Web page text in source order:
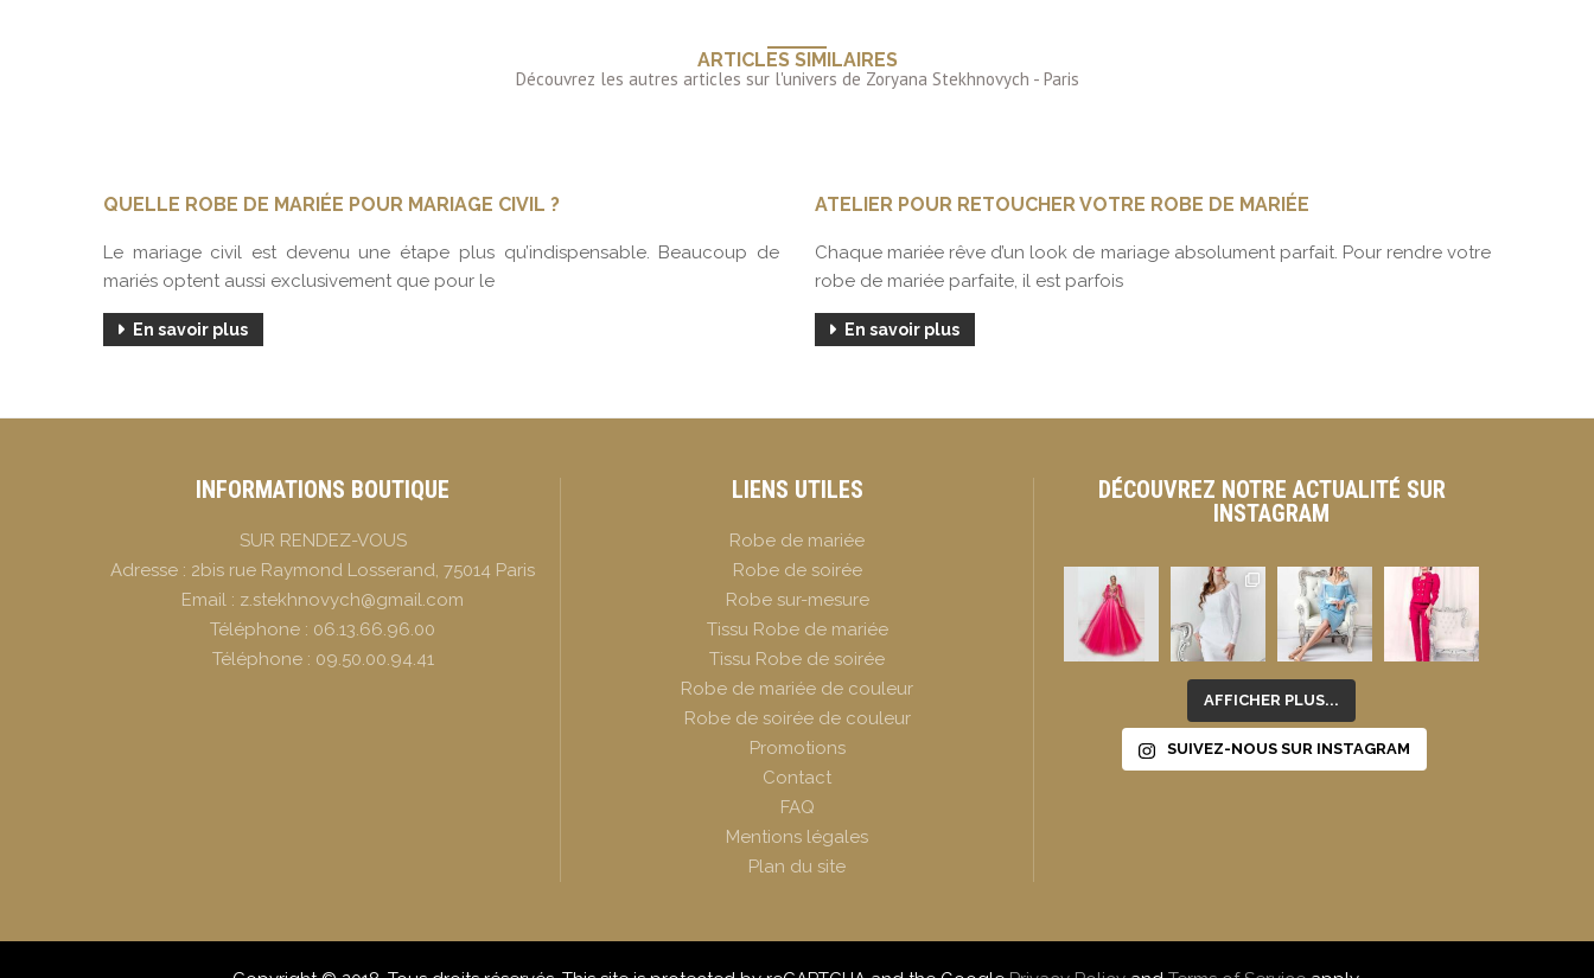
ARTICLES SIMILAIRES
QUELLE ROBE DE MARIÉE POUR MARIAGE CIVIL ?
Le mariage civil est devenu une étape plus qu’indispensable. Beaucoup de
mariés optent aussi exclusivement que pour le
En savoir plus
ATELIER POUR RETOUCHER VOTRE ROBE DE MARIÉE
Chaque mariée rêve d’un look de mariage absolument parfait. Pour rendre votre
robe de mariée parfaite, il est parfois
En savoir plus
INFORMATIONS BOUTIQUE
SUR RENDEZ-VOUS
Adresse : 2bis rue Raymond Losserand, 75014 Paris
Email : z.stekhnovych@gmail.com
Téléphone : 06.13.66.96.00
Téléphone : 09.50.00.94.41
LIENS UTILES
Robe de mariée
Robe de soirée
Robe sur-mesure
Tissu Robe de mariée
Tissu Robe de soirée
Robe de mariée de couleur
Robe de soirée de couleur
Promotions
Contact
FAQ
Mentions légales
Plan du site
DÉCOUVREZ NOTRE ACTUALITÉ SUR
INSTAGRAM
AFFICHER PLUS...
SUIVEZ-NOUS SUR INSTAGRAM